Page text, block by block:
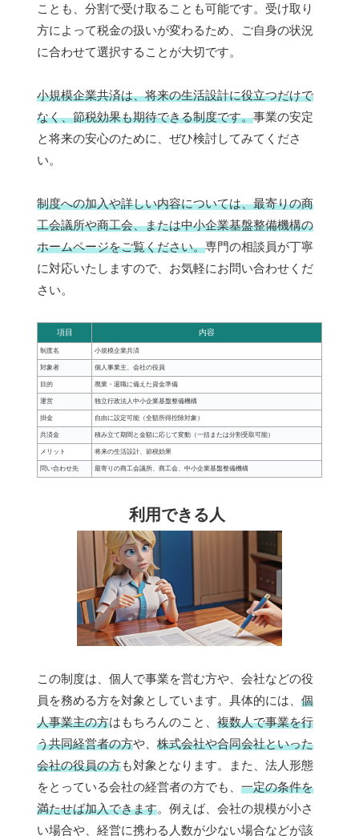
ことも、分割で受け取ることも可能です。受け取り
方によって税金の扱いが変わるため、ご自身の状況
に合わせて選択することが大切です。
小規模企業共済は、将来の生活設計に役立つだけで
なく、節税効果も期待できる制度です。事業の安定
と将来の安心のために、ぜひ検討してみてくださ
い。
制度への加入や詳しい内容については、最寄りの商
工会議所や商工会、または中小企業基盤整備機構の
ホームページをご覧ください。専門の相談員が丁寧
に対応いたしますので、お気軽にお問い合わせくだ
さい。
項目 内容
制度名 小規模企業共済
対象者 個人事業主、会社の役員
目的 廃業・退職に備えた資金準備
運営 独立行政法人中小企業基盤整備機構
掛金 自由に設定可能（全額所得控除対象）
共済金 積み立て期間と金額に応じて変動（一括または分割受取可能）
メリット 将来の生活設計、節税効果
問い合わせ先 最寄りの商工会議所、商工会、中小企業基盤整備機構
利用できる人
この制度は、個人で事業を営む方や、会社などの役
員を務める方を対象としています。具体的には、 個
人事業主の方はもちろんのこと、 複数人で事業を行
う共同経営者の方や、 株式会社や合同会社といった
会社の役員の方も対象となります。また、法人形態
をとっている会社の経営者の方でも、 一定の条件を
満たせば加入できます。例えば、会社の規模が小さ
い場合や、経営に携わる人数が少ない場合などが該